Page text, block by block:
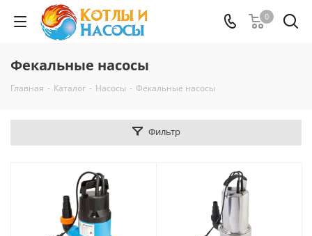
0
Фекальные насосы
Главная - Каталог - Насосы - Фекальные насосы
Фильтр